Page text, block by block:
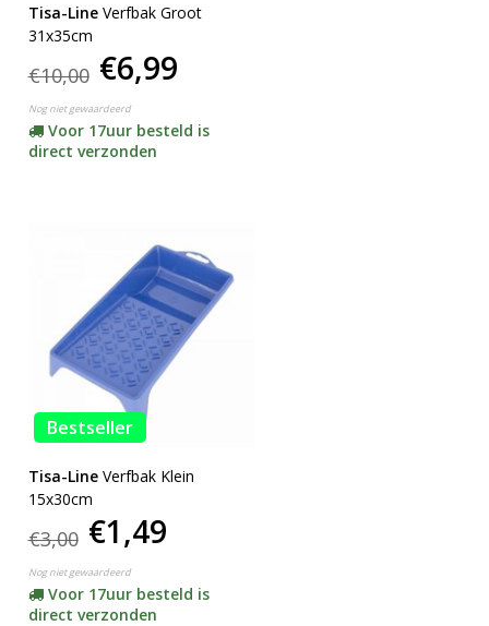
Tisa-Line Verfbak Groot
31x35cm
€10,00 €6,99
Nog niet gewaardeerd
Voor 17uur besteld is
direct verzonden
Bestseller
Tisa-Line Verfbak Klein
15x30cm
€3,00 €1,49
Nog niet gewaardeerd
Voor 17uur besteld is
direct verzonden